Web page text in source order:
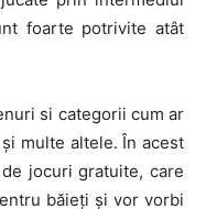
foarte potrivite atât
si categorii cum ar
multe altele. În acest
jocuri gratuite, care
băieți și vor vorbi